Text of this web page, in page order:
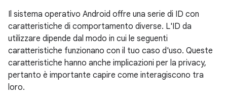
Il sistema operativo Android offre una serie di ID con
caratteristiche di comportamento diverse. L'ID da
utilizzare dipende dal modo in cui le seguenti
caratteristiche funzionano con il tuo caso d'uso. Queste
caratteristiche hanno anche implicazioni per la privacy,
pertanto è importante capire come interagiscono tra
loro.